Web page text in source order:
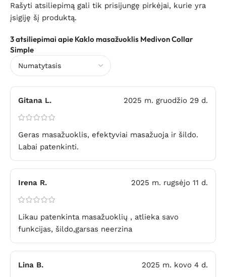
3 atsiliepimai apie Kaklo masažuoklis Medivon Collar
Simple
Gitana L. 2025 m. gruodžio 29 d.
Geras masažuoklis, efektyviai masažuoja ir šildo.
Labai patenkinti.
Irena R. 2025 m. rugsėjo 11 d.
Likau patenkinta masažuoklių , atlieka savo
funkcijas, šildo,garsas neerzina
Lina B. 2025 m. kovo 4 d.
Rašyti atsiliepimą gali tik prisijungę pirkėjai, kurie yra
įsigiję šį produktą.